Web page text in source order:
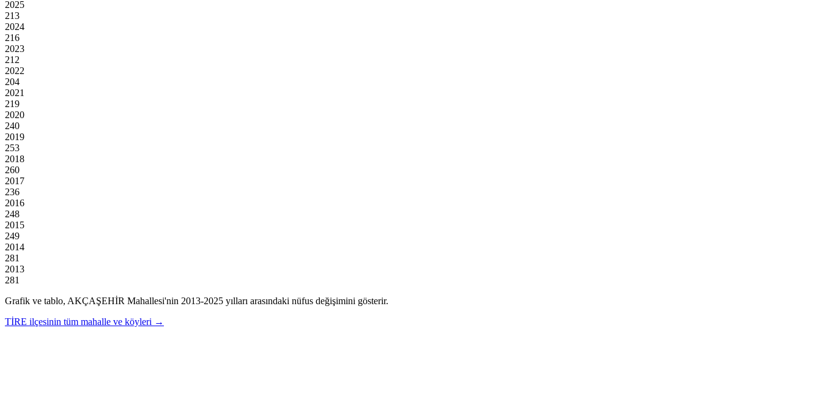
2025
213
2024
216
2023
212
2022
204
2021
219
2020
240
2019
253
2018
260
2017
236
2016
248
2015
249
2014
281
2013
281
Grafik ve tablo, AKÇAŞEHİR Mahallesi'nin 2013-2025 yılları arasındaki nüfus değişimini gösterir.
TİRE ilçesinin tüm mahalle ve köyleri →